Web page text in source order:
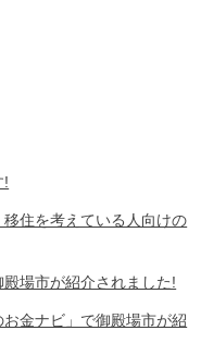
!
移住を考えている人向けの
場市が紹介されました!
金ナビ」で御殿場市が紹